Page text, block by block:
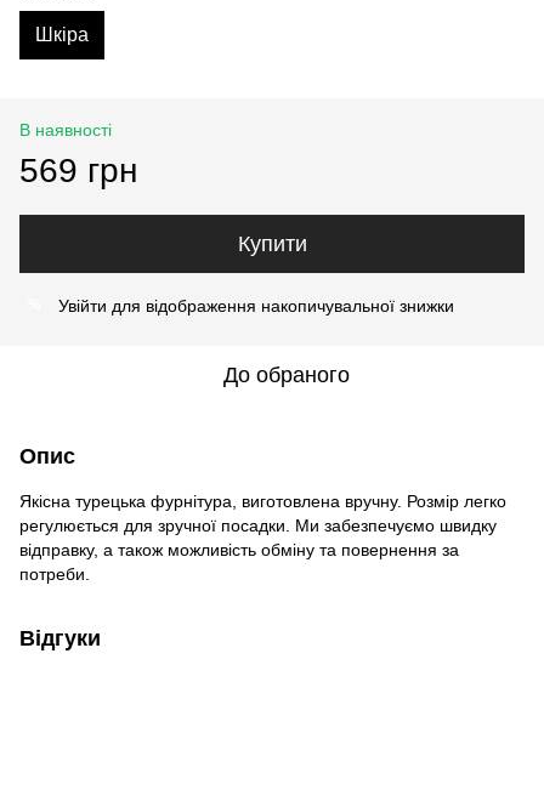
Шкіра
В наявності
569 грн
Купити
Увійти для відображення накопичувальної знижки
До обраного
Опис
Якісна турецька фурнітура, виготовлена вручну. Розмір легко
регулюється для зручної посадки. Ми забезпечуємо швидку
відправку, а також можливість обміну та повернення за
потреби.
Відгуки